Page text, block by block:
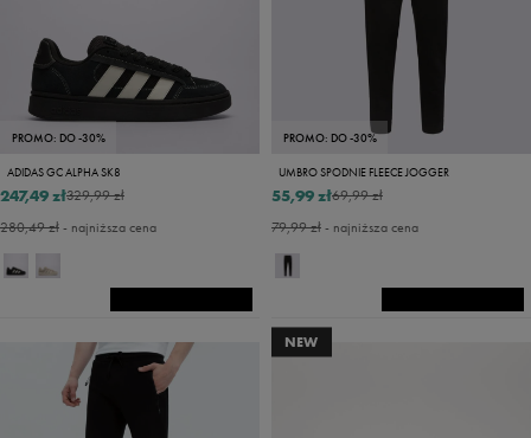
PROMO: DO -30%
ADIDAS GC ALPHA SK8
329,99 zł
247,49 zł
280,49 zł- najniższa cena
PROMO: DO -30%
UMBRO SPODNIE FLEECE JOGGER
69,99 zł
55,99 zł
79,99 zł- najniższa cena
NEW